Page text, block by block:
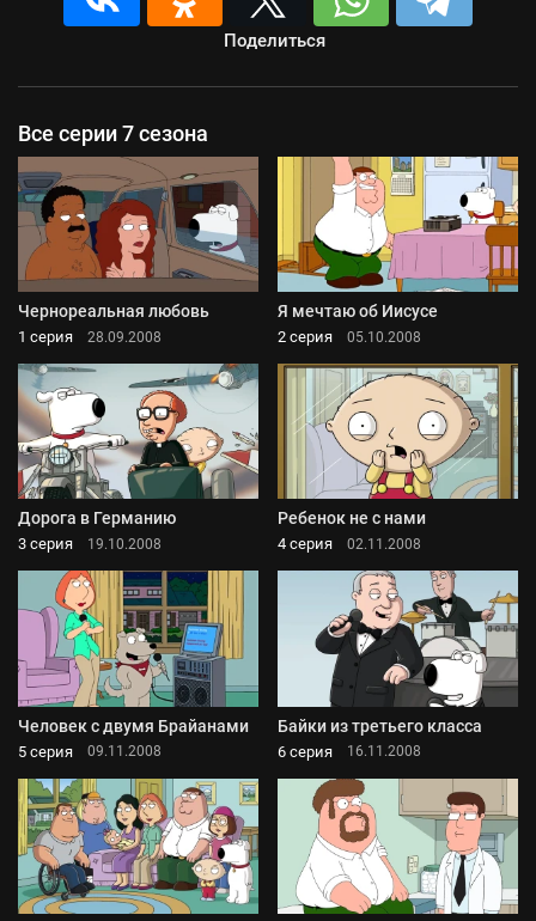
Поделиться
Все серии 7 сезона
Чернореальная любовь
1 серия 28.09.2008
Я мечтаю об Иисусе
2 серия 05.10.2008
Дорога в Германию
3 серия 19.10.2008
Ребенок не с нами
4 серия 02.11.2008
Человек с двумя Брайанами
5 серия 09.11.2008
Байки из третьего класса
6 серия 16.11.2008